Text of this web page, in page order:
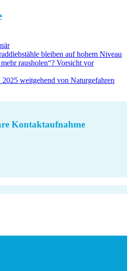
bleiben auf hohem Niveau
rausholen“? Vorsicht vor
weitgehend von Naturgefahren
Kontaktaufnahme